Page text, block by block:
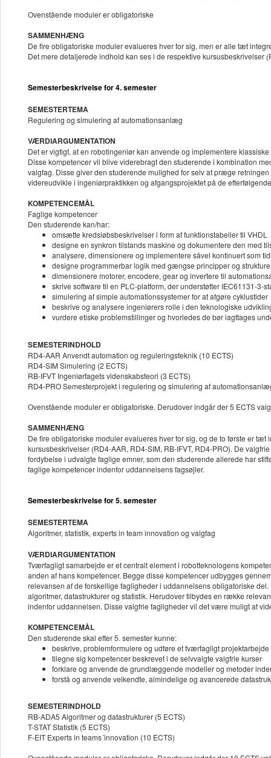
Ovenstående moduler er obligatoriske
SAMMENHÆNG
De fire obligatoriske moduler evalueres hver for sig, men er alle tæt
Det mere detaljerede indhold kan ses i de respektive kursusbeskrivelser
Semesterbeskrivelse for 4. semester
SEMESTERTEMA
Regulering og simulering af automationsanlæg
VÆRDIARGUMENTATION
Det er vigtigt, at en robotingeniør kan anvende og implementere
Disse kompetencer vil blive viderebragt den studerende i kombination
valgfag. Disse giver den studerende mulighed for selv at præge
videreudvikle i ingeniørpraktikken og afgangsprojektet på de
KOMPETENCEMÅL
Faglige kompetencer
Den studerende kan/har:
omsætte kredsløbsbeskrivelser i form af funktionstabeller til VHDL
designe en synkron tilstands maskine og dokumentere den med
analysere, dimensionere og implementere såvel kontinuert som
designe programmerbar logik med gængse principper og
dimensionere motorer, encodere, gear og invertere til
skrive software til en PLC-platform, der understøtter IEC61131-3-
simulering af simple automationssystemer for at afgøre cyklustider
beskrive og analysere ingeniørers rolle i den teknologiske
vurdere etiske problemstillinger og hvorledes de bør iagttages
SEMESTERINDHOLD
RD4-AAR Anvendt automation og reguleringsteknik (10 ECTS)
RD4-SIM Simulering (2 ECTS)
RB-IFVT Ingeniørfagets videnskabsteori (3 ECTS)
RD4-PRO Semesterprojekt i regulering og simulering af
Ovenstående moduler er obligatoriske. Derudover indgår der 5 ECTS
SAMMENHÆNG
De fire obligatoriske moduler evalueres hver for sig, og de to første er
kursusbeskrivelser (RD4-AAR, RD4-SIM, RB-IFVT, RD4-PRO). De
fordybelse i udvalgte faglige emner, som den studerende allerede har
faglige kompetencer indenfor uddannelsens fagsøjler.
Semesterbeskrivelse for 5. semester
SEMESTERTEMA
Algoritmer, statistik, experts in team innovation og valgfag
VÆRDIARGUMENTATION
Tværfagligt samarbejde er et centralt element i robotteknologens
anden af hans kompetencer. Begge disse kompetencer udbygges
relevansen af de forskellige fagligheder i uddannelsens obligatoriske
algoritmer, datastrukturer og statistik. Herudover tilbydes en række
indenfor uddannelsen. Disse valgfrie fagligheder vil det være muligt at
KOMPETENCEMÅL
Den studerende skal efter 5. semester kunne:
beskrive, problemformulere og udføre et tværfagligt
tilegne sig kompetencer beskrevet i de selvvalgte valgfrie kurser
forklare og anvende de grundlæggende modeller og metoder
forstå og anvende velkendte, almindelige og avancerede
SEMESTERINDHOLD
RB-ADA5 Algoritmer og datastrukturer (5 ECTS)
T-STAT Statistik (5 ECTS)
F-EIT Experts in teams´innovation (10 ECTS)